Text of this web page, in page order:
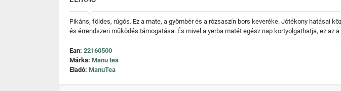
Pikáns, földes, rúgós. Ez a mate, a gyömbér és a rózsaszín bors keveréke. Jótékony hatásai
és érrendszeri működés támogatása. És mivel a yerba matét egész nap kortyolgathatja, ez az
Ean: 22160500
Márka: Manu tea
Eladó: ManuTea